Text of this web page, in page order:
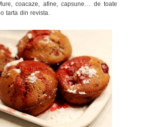
coacaze, afine, capsune… de toate
tarta din revista.